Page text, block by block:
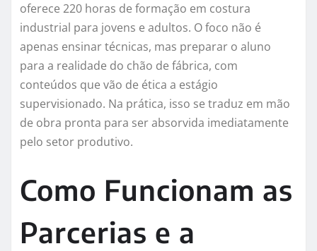
oferece 220 horas de formação em costura
industrial para jovens e adultos. O foco não é
apenas ensinar técnicas, mas preparar o aluno
para a realidade do chão de fábrica, com
conteúdos que vão de ética a estágio
supervisionado. Na prática, isso se traduz em mão
de obra pronta para ser absorvida imediatamente
pelo setor produtivo.
Como Funcionam as
Parcerias e a